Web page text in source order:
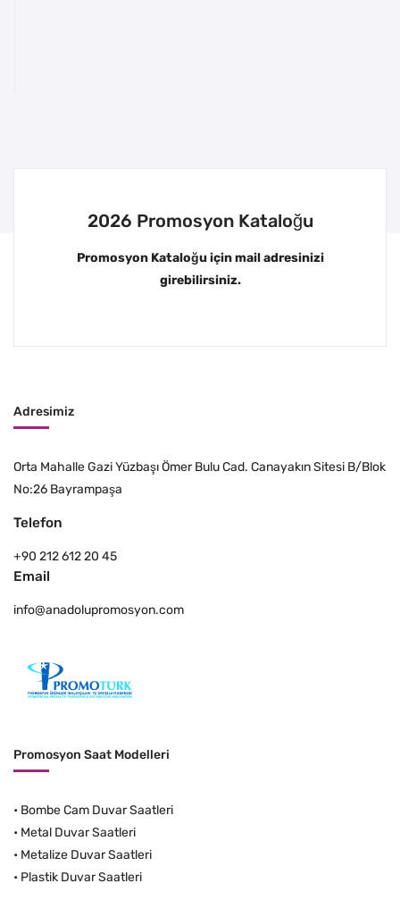
2026 Promosyon Kataloğu
Promosyon Kataloğu için mail adresinizi
girebilirsiniz.
Adresimiz
Orta Mahalle Gazi Yüzbaşı Ömer Bulu Cad. Canayakın Sitesi B/Blok
No:26 Bayrampaşa
Telefon
+90 212 612 20 45
Email
info@anadolupromosyon.com
Promosyon Saat Modelleri
• Bombe Cam Duvar Saatleri
• Metal Duvar Saatleri
• Metalize Duvar Saatleri
• Plastik Duvar Saatleri